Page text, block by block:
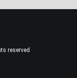
reserved